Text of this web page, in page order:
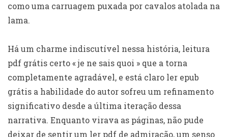
como uma carruagem puxada por cavalos atolada na
lama.
Há um charme indiscutível nessa história, leitura
pdf grátis certo « je ne sais quoi » que a torna
completamente agradável, e está claro ler epub
grátis a habilidade do autor sofreu um refinamento
significativo desde a última iteração dessa
narrativa. Enquanto virava as páginas, não pude
deixar de sentir um ler pdf de admiração, um senso